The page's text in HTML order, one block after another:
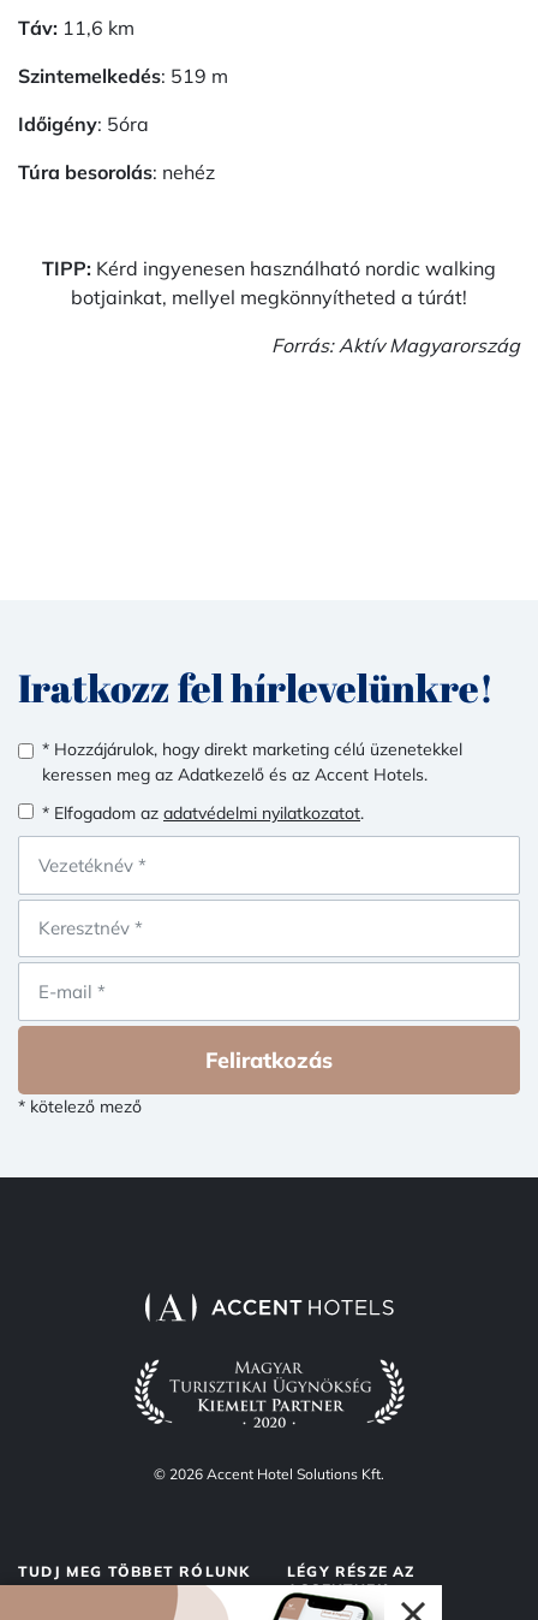
Táv: 11,6 km
Szintemelkedés: 519 m
Időigény: 5óra
Túra besorolás: nehéz
TIPP: Kérd ingyenesen használható nordic walking
botjainkat, mellyel megkönnyítheted a túrát!
Forrás: Aktív Magyarország
Iratkozz fel hírlevelünkre!
* Hozzájárulok, hogy direkt marketing célú üzenetekkel
keressen meg az Adatkezelő és az Accent Hotels.
* Elfogadom az adatvédelmi nyilatkozatot.
Feliratkozás
* kötelező mező
© 2026 Accent Hotel Solutions Kft.
TUDJ MEG TÖBBET RÓLUNK
LÉGY RÉSZE AZ
ACCENTNEK